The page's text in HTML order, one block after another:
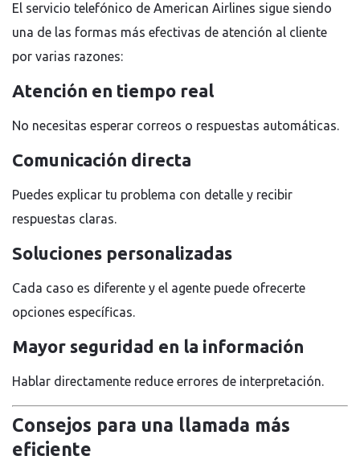
El servicio telefónico de American Airlines sigue siendo
una de las formas más efectivas de atención al cliente
por varias razones:
Atención en tiempo real
No necesitas esperar correos o respuestas automáticas.
Comunicación directa
Puedes explicar tu problema con detalle y recibir
respuestas claras.
Soluciones personalizadas
Cada caso es diferente y el agente puede ofrecerte
opciones específicas.
Mayor seguridad en la información
Hablar directamente reduce errores de interpretación.
Consejos para una llamada más
eficiente